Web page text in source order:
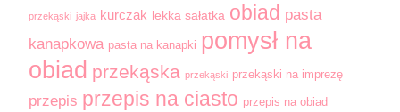
przekąski jajka kurczak lekka sałatka obiad pasta
kanapkowa pasta na kanapki pomysł na
obiad przekąska przekąski przekąski na imprezę
przepis przepis na ciasto przepis na obiad